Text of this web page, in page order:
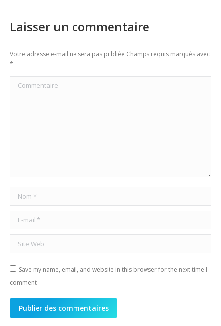
Laisser un commentaire
Votre adresse e-mail ne sera pas publiée Champs requis marqués avec
*
Commentaire
Nom *
E-mail *
Site Web
Save my name, email, and website in this browser for the next time I
comment.
Publier des commentaires